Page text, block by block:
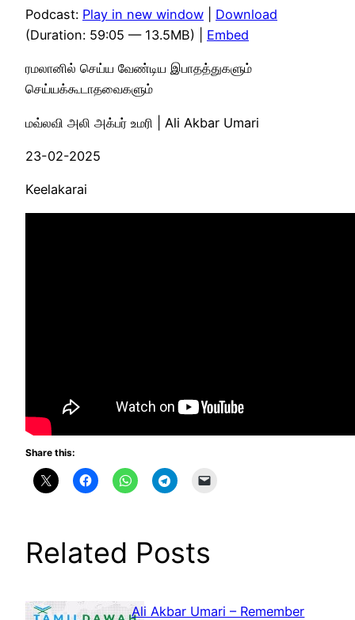
Podcast: Play in new window
Download
(Duration: 59:05 — 13.5MB) | Embed
ரமலானில் செய்ய வேண்டிய இபாதத்துகளும்
செய்யக்கூடாதவைகளும்
மவ்லவி அலி அக்பர் உமரி | Ali Akbar Umari
23-02-2025
Keelakarai
Share this:
Related Posts
Ali Akbar Umari – Remember